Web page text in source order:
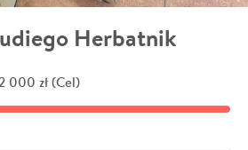
Herbatnik
000 zł (Cel)